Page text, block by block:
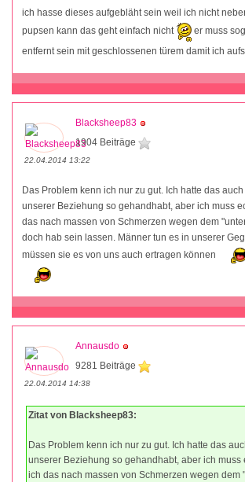
ich hasse dieses aufgebläht sein weil ich nicht
pupsen kann das geht einfach nicht
er muss
entfernt sein mit geschlossenen türem damit ich
Blacksheep83
1904 Beiträge
22.04.2014 13:22
Das Problem kenn ich nur zu gut. Ich hatte das
unserer Beziehung so gehandhabt, aber ich muss
das nach massen von Schmerzen wegen dem
doch hab sein lassen. Männer tun es in unserer
müssen sie es von uns auch ertragen können
Annausdo
9281 Beiträge
22.04.2014 14:38
Zitat von Blacksheep83:
Das Problem kenn ich nur zu gut. Ich hatte das
unserer Beziehung so gehandhabt, aber ich muss
ich das nach massen von Schmerzen wegen dem